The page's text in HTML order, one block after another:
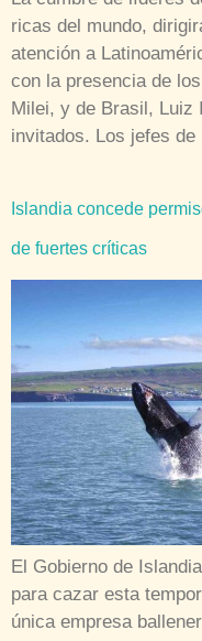
ricas del mundo,
atención a
con la presencia de
Milei, y de Brasil, Luiz
invitados. Los jefes
Islandia concede
de fuertes críticas
El Gobierno de
para cazar esta
única empresa